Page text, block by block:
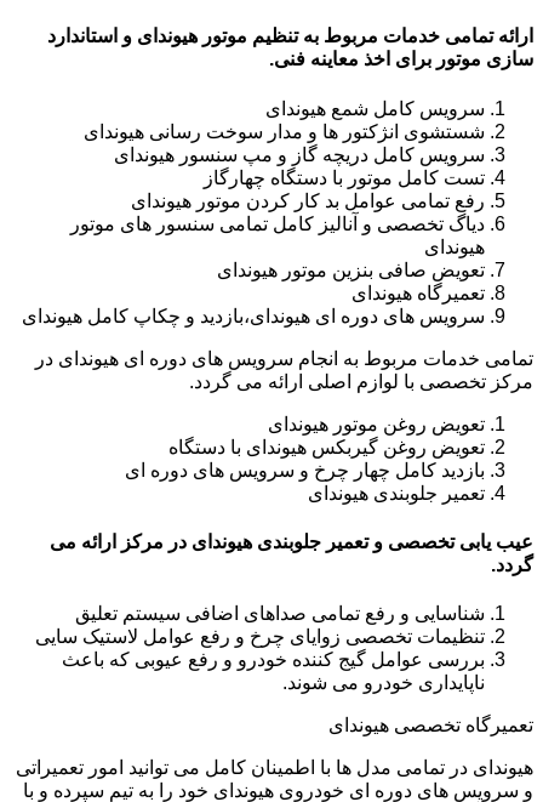
ارائه تمامی خدمات مربوط به تنظیم موتور هیوندای و استاندارد
سازی موتور برای اخذ معاینه فنی.
سرویس کامل شمع هیوندای
شستشوی انژکتور ها و مدار سوخت رسانی هیوندای
سرویس کامل دریچه گاز و مپ سنسور هیوندای
تست کامل موتور با دستگاه چهارگاز
رفع تمامی عوامل بد کار کردن موتور هیوندای
دیاگ تخصصی و آنالیز کامل تمامی سنسور های موتور
هیوندای
تعویض صافی بنزین موتور هیوندای
تعمیرگاه هیوندای
سرویس های دوره ای هیوندای،بازدید و چکاپ کامل هیوندای
تمامی خدمات مربوط به انجام سرویس های دوره ای هیوندای در
مرکز تخصصی با لوازم اصلی ارائه می گردد.
تعویض روغن موتور هیوندای
تعویض روغن گیربکس هیوندای با دستگاه
بازدید کامل چهار چرخ و سرویس های دوره ای
تعمیر جلوبندی هیوندای
عیب یابی تخصصی و تعمیر جلوبندی هیوندای در مرکز ارائه می
گردد.
شناسایی و رفع تمامی صداهای اضافی سیستم تعلیق
تنظیمات تخصصی زوایای چرخ و رفع عوامل لاستیک سایی
بررسی عوامل گیج کننده خودرو و رفع عیوبی که باعث
ناپایداری خودرو می شوند.
تعمیرگاه تخصصی هیوندای
هیوندای در تمامی مدل ها با اطمینان کامل می توانید امور تعمیراتی
و سرویس های دوره ای خودروی هیوندای خود را به تیم سپرده و با